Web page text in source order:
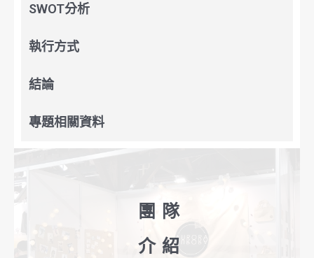
SWOT分析
執行方式
結論
專題相關資料
團隊
介紹